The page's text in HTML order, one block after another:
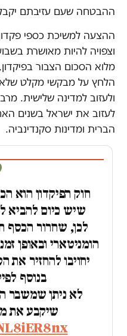
ההבטחה שעם עזיבתם
ההצעה למשיכת כספי
וצפויה להיות מאושרת
מלוא הסכום הצבור
הלחץ על מבקשי מקלט שלא
ולעזוב למדינה שלישית.
לעזוב את ישראל בשנים
הברית ומדינות סקנדינביה.
חוק הפיקדון הוא
שיש כיום להביא
לכן, שחרור הכסף
הומניטארי ובאופן
יחויבו להחזיר את
בנוסף
לא ניתן שמשבר
שיקבע את